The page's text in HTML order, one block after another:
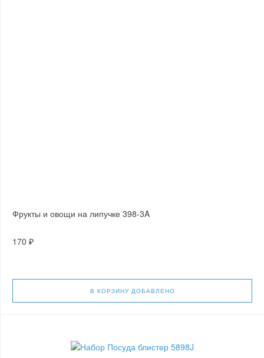
Фрукты и овощи на липучке 398-3A
170 ₽
В КОРЗИНУ ДОБАВЛЕНО